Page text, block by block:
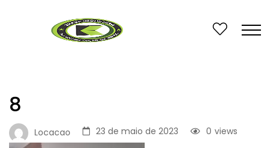
8
Locacao 23 de maio de 2023 views
0